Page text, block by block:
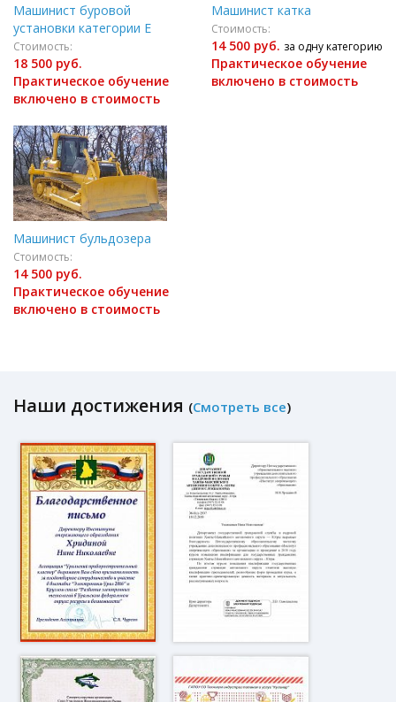
Машинист буровой
установки категории Е
Стоимость:
18 500 руб.
Практическое обучение
включено в стоимость
Машинист катка
Стоимость:
14 500 руб. за одну категорию
Практическое обучение
включено в стоимость
Машинист бульдозера
Стоимость:
14 500 руб.
Практическое обучение
включено в стоимость
Наши достижения (Смотреть все)